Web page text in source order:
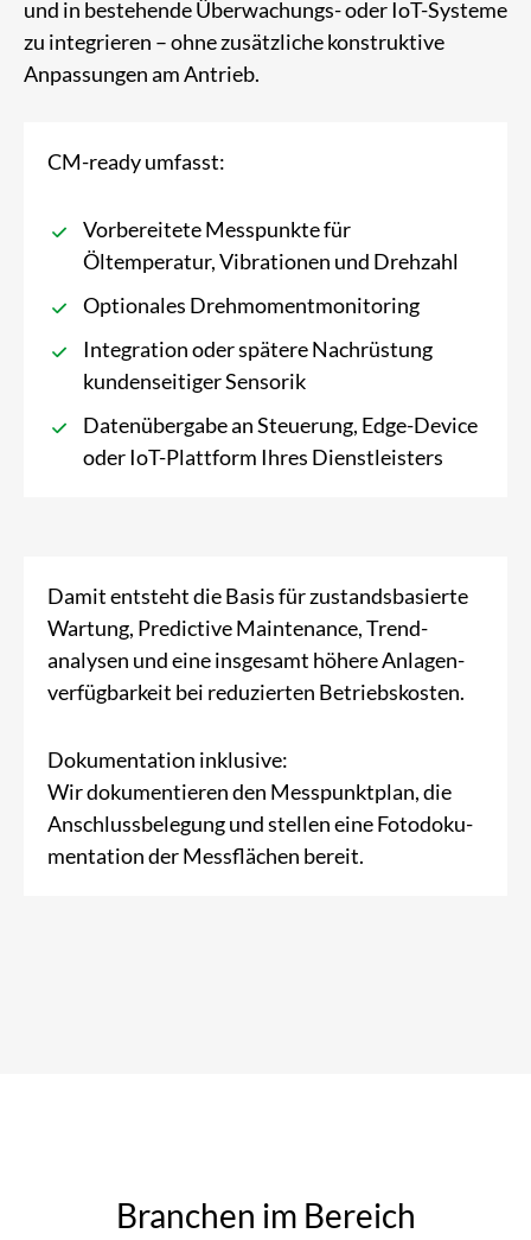
und in bestehende Überwachungs- oder IoT-Systeme
zu integrieren – ohne zusätzliche konstruktive
Anpassungen am Antrieb.
CM-ready umfasst:
Vorbe­reitete Mess­punkte für
Öltemperatur, Vibra­tionen und Drehzahl
Optio­nales Dreh­moment­monitoring
Inte­gration oder spätere Nach­rüstung
kunden­seitiger Sensorik
Daten­übergabe an Steu­erung, Edge-Device
oder IoT-Plattform Ihres Dienst­leisters
Damit entsteht die Basis für zusta­nds­basierte
Wartung, Pre­dictive Main­tenance, Trend­
analysen und eine insge­samt höhere Anlagen­
verfüg­barkeit bei reduzierten Betriebs­kosten.
Doku­mentation inklusive:
Wir doku­mentieren den Mess­punktplan, die
Anschluss­belegung und stellen eine Foto­doku­
mentation der Mess­flächen bereit.
Branchen im Bereich